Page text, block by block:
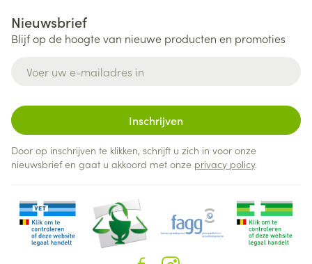
Nieuwsbrief
Blijf op de hoogte van nieuwe producten en promoties
Inschrijven
Door op inschrijven te klikken, schrijft u zich in voor onze
nieuwsbrief en gaat u akkoord met onze privacy policy.